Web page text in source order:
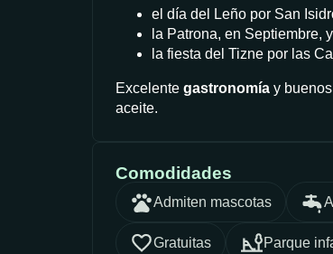
el día del Leño por San
la Patrona, en Septiembre, y
la fiesta del Tizne por las
Excelente gastronomía y
aceite.
Comodidades
Admiten mascotas
Gratuitas Parque